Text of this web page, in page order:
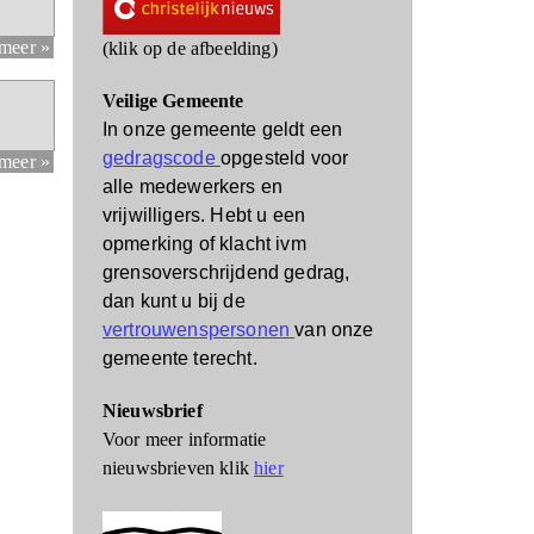
»
»
(klik op de afbeelding)
Veilige Gemeente
In onze gemeente geldt een
gedragscode opgesteld voor
alle medewerkers en
vrijwilligers. Hebt u een
opmerking of klacht ivm
grensoverschrijdend gedrag,
dan kunt u bij de
vertrouwenspersonenvan onze
gemeente terecht.
Nieuwsbrief
Voor meer informatie
nieuwsbrieven klikhier